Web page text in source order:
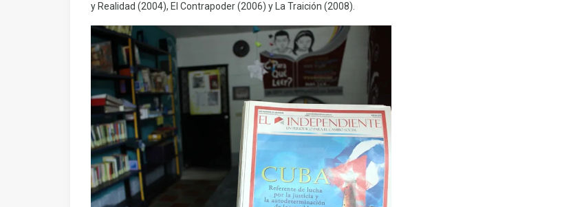
y Realidad (2004), El Contrapoder (2006) y La Traición (2008).